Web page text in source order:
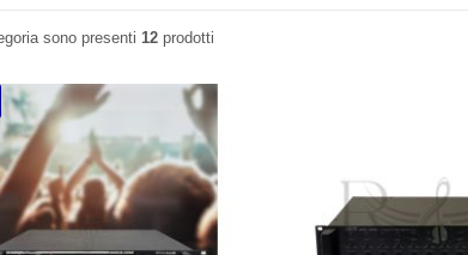
sono presenti 12prodotti